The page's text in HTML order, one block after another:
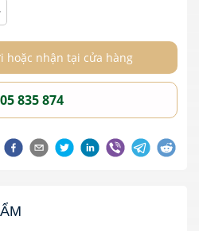
hoặc nhận tại cửa hàng
835 874